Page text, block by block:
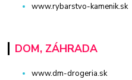
www.rybarstvo-kamenik.sk
DOM, ZÁHRADA
www.dm-drogeria.sk